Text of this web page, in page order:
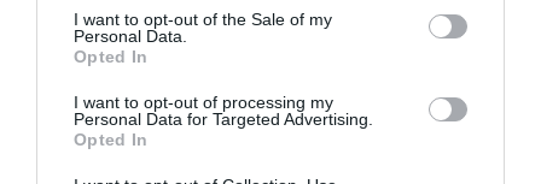
consent section.
I want to opt-out of the Sale of my
Personal Data.
Opted In
I want to opt-out of processing my
Personal Data for Targeted Advertising.
Opted In
21:05 | 05 Αυγούστου 2026 Ελλάδα